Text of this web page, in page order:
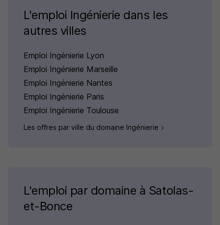
L'emploi Ingénierie dans les
autres villes
Emploi Ingénierie Lyon
Emploi Ingénierie Marseille
Emploi Ingénierie Nantes
Emploi Ingénierie Paris
Emploi Ingénierie Toulouse
Les offres par ville du domaine Ingénierie
L'emploi par domaine à Satolas-
et-Bonce